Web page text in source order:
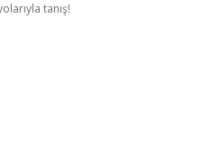
tanış!